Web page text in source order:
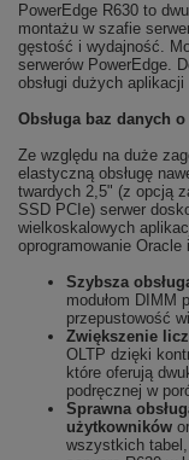
PowerEdge R630 to
montażu w szafie
gęstość i wydajność.
serwerów PowerEdge.
obsługi dużych
Obsługa baz danych
Ze względu na duże
elastyczną obsługę
twardych 2,5" (z opcją
SSD PCIe) serwer
wielkoskalowych
oprogramowanie Oracle i
Szybsza
modułom DIMM
przepustowość
Zwiększenie
OLTP dzięki
które oferują
podręcznej w
Sprawna
użytkowników
wszystkich